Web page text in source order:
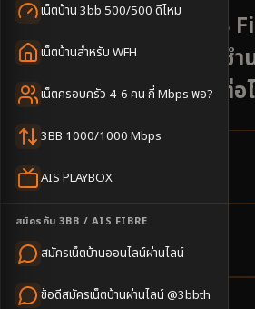
เน็ตบ้าน 3bb 500/500 ดีไหม
เน็ตบ้านสำหรับ WFH
เน็ตครอบครัว 4-6 คน กี่ Mbps พอ?
3BB 1000/1000 Mbps
AIS PLAYBOX
สมัครกับ 3BB / AIS FIBRE
สมัครเน็ตบ้านออนไลน์ผ่านไลน์
ข้อดีสมัครเน็ตบ้านผ่านไลน์ @3bbth
สมัครเน็ตบ้าน AIS 3BB
ท่าลี่ ชุมชนท้องถิ่น ช่างช
โปรโมชั่น 500 บาท ติดต่
6ตำบล
ครอบคลุมพื้นที่
2-4วันทำการ
นัดช่างติดตั้ง